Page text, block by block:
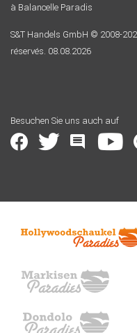
à Balancelle Paradis
S&T Handels GmbH © 2008-
réservés. 08.08.2026
Besuchen Sie uns auch auf